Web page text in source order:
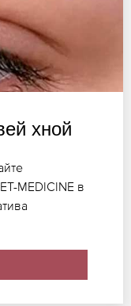
хной
MEDICINE в